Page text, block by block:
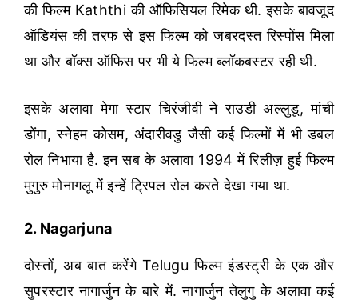
की फिल्म Kaththi की ऑफिसियल रिमेक थी. इसके बावजूद
ऑडियंस की तरफ से इस फिल्म को जबरदस्त रिस्पोंस मिला
था और बॉक्स ऑफिस पर भी ये फिल्म ब्लॉकबस्टर रही थी.
इसके अलावा मेगा स्टार चिरंजीवी ने राउडी अल्लुडू, मांची
डोंगा, स्नेहम कोसम, अंदारीवडु जैसी कई फिल्मों में भी डबल
रोल निभाया है. इन सब के अलावा 1994 में रिलीज़ हुई फिल्म
मुगुरु मोनागलू में इन्हें ट्रिपल रोल करते देखा गया था.
2. Nagarjuna
दोस्तों, अब बात करेंगे Telugu फिल्म इंडस्ट्री के एक और
सुपरस्टार नागार्जुन के बारे में. नागार्जुन तेलुगु के अलावा कई